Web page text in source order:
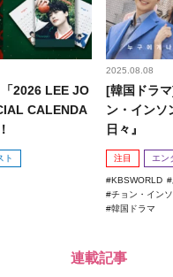
2026 LEE JO
CALENDA
ト
2025.08.08
[韓国ドラ
ン・インソ
日々』
注目 エン
KBSWORLD
チョン・イン
韓国ドラマ
連載記事